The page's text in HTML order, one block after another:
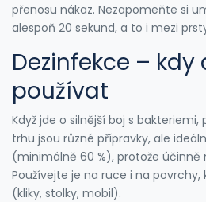
přenosu nákaz. Nezapomeňte si
alespoň 20 sekund, a to i mezi
Dezinfekce – kdy
používat
Když jde o silnější boj s bakteriemi,
trhu jsou různé přípravky, ale
(minimálně 60 %), protože účinně
Používejte je na ruce i na
(kliky, stolky, mobil).